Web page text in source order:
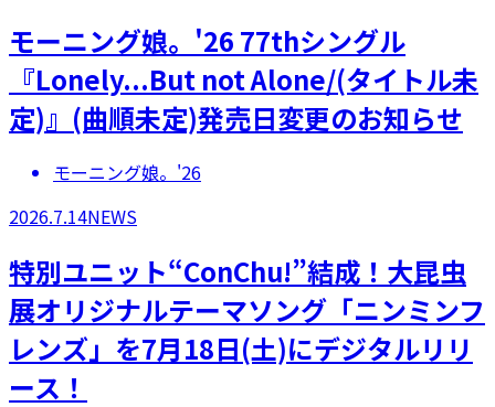
モーニング娘。'26 77thシングル
『Lonely...But not Alone/(タイトル未
定)』(曲順未定)発売日変更のお知らせ
モーニング娘。'26
2026.7.14NEWS
特別ユニット“ConChu!”結成！大昆虫
展オリジナルテーマソング「ニンミンフ
レンズ」を7月18日(土)にデジタルリリ
ース！